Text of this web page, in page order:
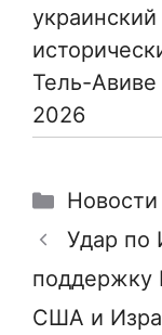
Тель-
2026
Рубрики
Удар по
поддержку
США и